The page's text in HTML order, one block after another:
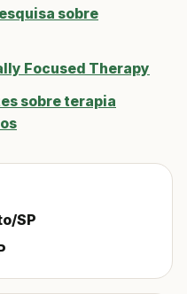
sobre
Focused Therapy
sobre terapia
SP